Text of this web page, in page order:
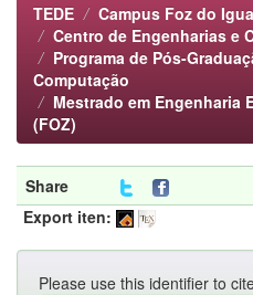
TEDE
Campus Foz do
Centro de Engenharias e
Programa de Pós-
Computação
Mestrado em Engenharia
(FOZ)
Share
Export iten:
Please use this identifier to